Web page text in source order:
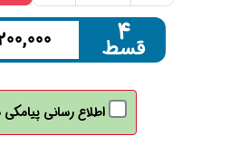
فیبر
HG8346M
۴
قسط
اطلاع رسانی